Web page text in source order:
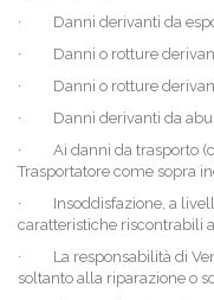
·
Danni derivanti da
·
Danni o rotture
·
Danni o rotture
·
Danni derivanti da
·
Ai danni da trasporto
Trasportatore come sopra
·
Insoddisfazione, a
caratteristiche riscontrabili
·
La responsabilità di
soltanto alla riparazione